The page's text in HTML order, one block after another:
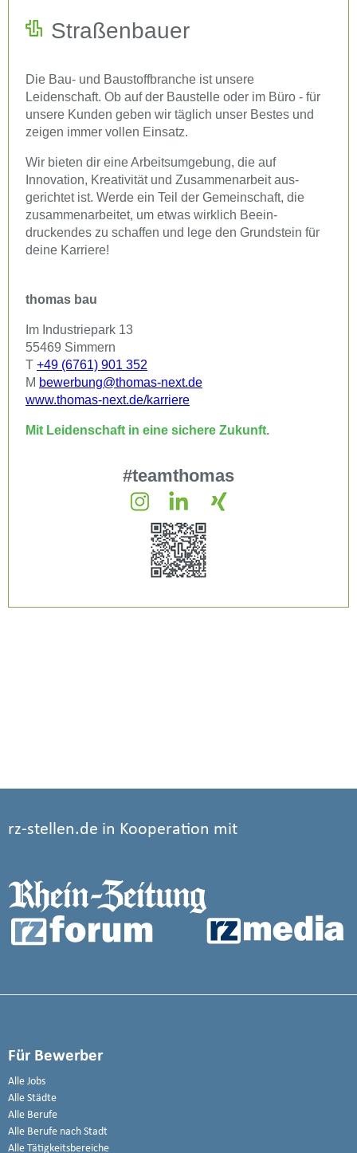
rz-stellen.de in Kooperation mit
Für Bewerber
Alle Jobs
Alle Städte
Alle Berufe
Alle Berufe nach Stadt
Alle Tätigkeitsbereiche